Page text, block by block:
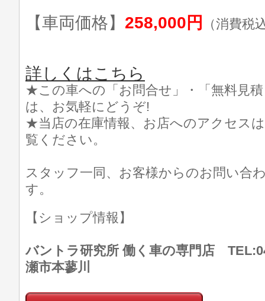
【車両価格】 258,000円 （消費税
詳しくはこちら
★この車への「お問合せ」・「無料見
は、お気軽にどうぞ!
★当店の在庫情報、お店へのアクセス
覧ください。
スタッフ一同、お客様からのお問い合
す。
【ショップ情報】
バントラ研究所 働く車の専門店
瀬市本蓼川